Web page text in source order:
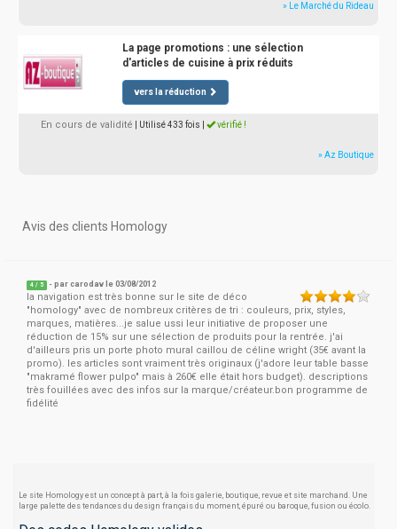
» Le Marché du Rideau
La page promotions : une sélection
d'articles de cuisine à prix réduits
vers la réduction
En cours de validité | Utilisé 433 fois vérifié !
» Az Boutique
Avis des clients Homology
4 / 5 - parcarodav le 03/08/2012
la navigation est très bonne sur le site de déco
"homology" avec de nombreux critères de tri : couleurs, prix, styles,
marques, matières...je salue ussi leur initiative de proposer une
réduction de 15% sur une sélection de produits pour la rentrée. j'ai
d'ailleurs pris un porte photo mural caillou de céline wright (35€ avant la
promo). les articles sont vraiment très originaux (j'adore leur table basse
"makramé flower pulpo" mais à 260€ elle était hors budget). descriptions
très fouillées avec des infos sur la marque/créateur.bon programme de
fidélité
Le site Homology est un concept à part, à la fois galerie, boutique, revue et site marchand. Une
large palette des tendances du design français du moment, épuré ou baroque, fusion ou écolo.